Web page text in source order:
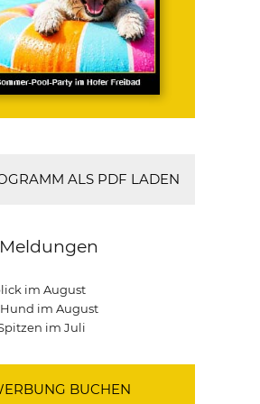
ALS PDF LADEN
im August
im August
im Juli
BUCHEN